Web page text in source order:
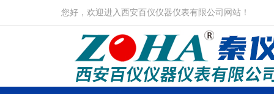
您好，欢迎进入西安百仪仪器仪表有限公司网站！